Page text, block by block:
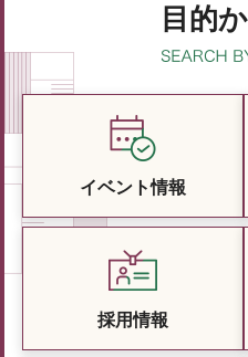
目的
イベント情報
採用情報